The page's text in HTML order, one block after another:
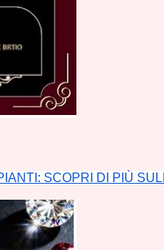
SCOPRI DI PIÙ